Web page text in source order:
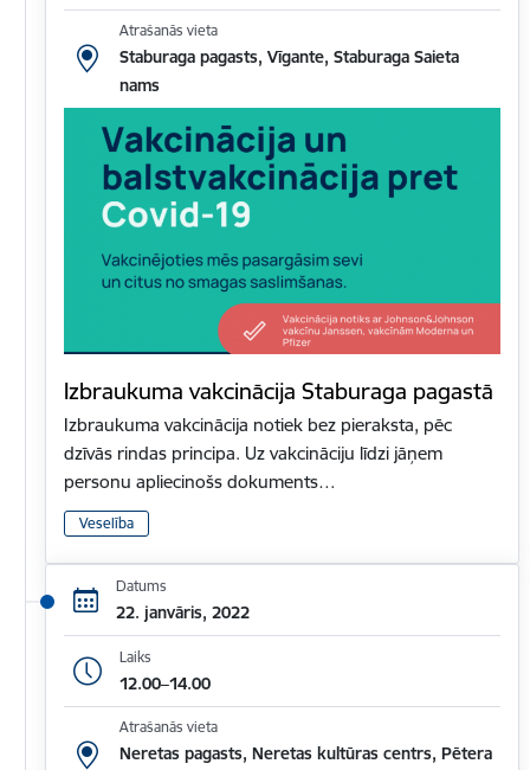
Atrašanās vieta
Staburaga pagasts, Vīgante, Staburaga Saieta
nams
Izbraukuma vakcinācija Staburaga pagastā
Izbraukuma vakcinācija notiek bez pieraksta, pēc
dzīvās rindas principa. Uz vakcināciju līdzi jāņem
personu apliecinošs dokuments…
Veselība
Datums
22. janvāris, 2022
Laiks
12.00–14.00
Atrašanās vieta
Neretas pagasts, Neretas kultūras centrs, Pētera